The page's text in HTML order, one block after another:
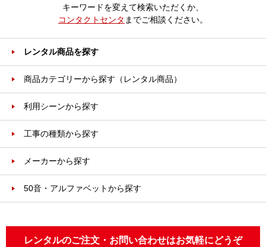
キーワードを変えて検索いただくか、
コンタクトセンタ までご相談ください。
レンタル商品を探す
商品カテゴリーから探す（レンタル商品）
利用シーンから探す
工事の種類から探す
メーカーから探す
50音・アルファベットから探す
レンタルのご注文・お問い合わせはお気軽にどうぞ